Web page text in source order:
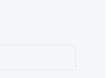
ーネット接続料